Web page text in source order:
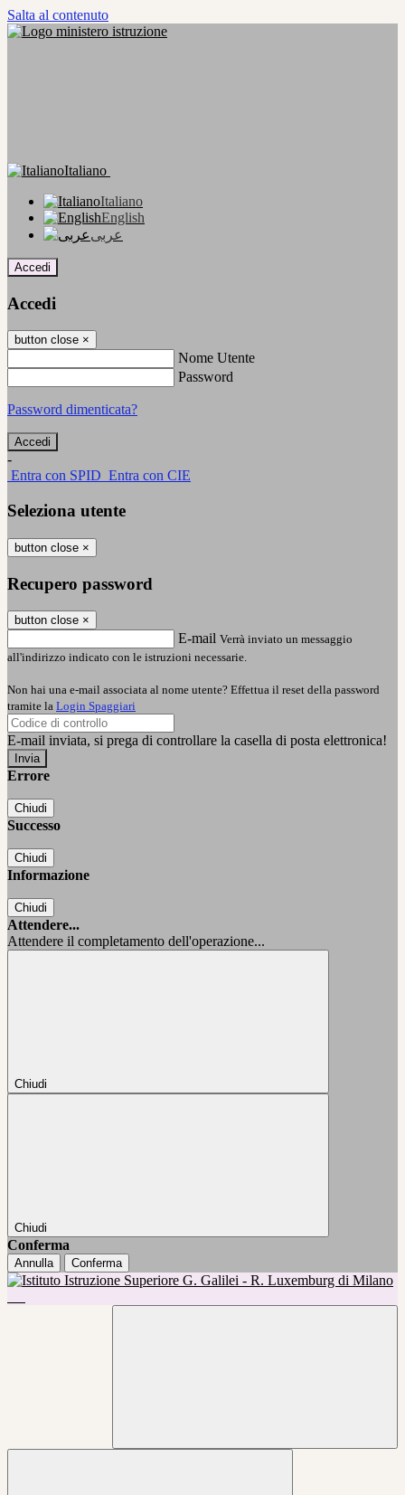
Salta al contenuto
Italiano
Italiano
English
عربى
Accedi
Accedi
button close ×
Nome Utente
Password
Password dimenticata?
-
Entra con SPID Entra con CIE
Seleziona utente
button close ×
Recupero password
button close ×
E-mail Verrà inviato un messaggio
all'indirizzo indicato con le istruzioni necessarie.
Non hai una e-mail associata al nome utente? Effettua il reset della password
tramite la Login Spaggiari
E-mail inviata, si prega di controllare la casella di posta elettronica!
Errore
Chiudi
Successo
Chiudi
Informazione
Chiudi
Attendere...
Attendere il completamento dell'operazione...
Chiudi
Chiudi
Conferma
Annulla Conferma